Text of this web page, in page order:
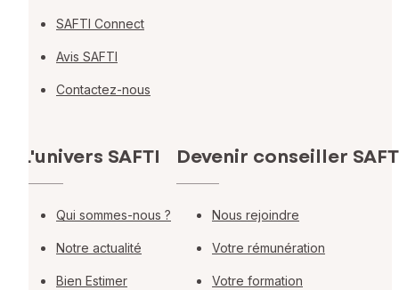
SAFTI Connect
Avis SAFTI
Contactez-nous
L'univers SAFTI
Qui sommes-nous ?
Notre actualité
Bien Estimer
Devenir conseiller
Nous rejoindre
Votre rémunération
Votre formation